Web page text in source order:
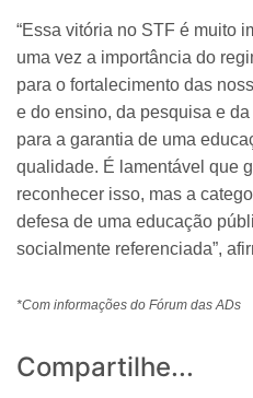
“Essa vitória no STF é muito
uma vez a importância do
para o fortalecimento das
e do ensino, da pesquisa e
para a garantia de uma
qualidade. É lamentável que
reconhecer isso, mas a
defesa de uma educação
socialmente referenciada”,
*Com informações do Fórum das ADs
Compartilhe...